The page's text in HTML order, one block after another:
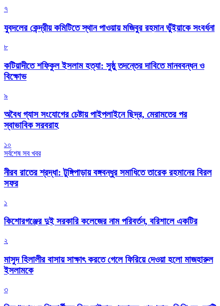
৭
যুবদলের কেন্দ্রীয় কমিটিতে স্থান পাওয়ায় মজিবুর রহমান ভুঁইয়াকে সংবর্ধনা
৮
কটিয়াদীতে শফিকুল ইসলাম হত্যা: সুষ্ঠু তদন্তের দাবিতে মানববন্ধন ও
বিক্ষোভ
৯
অবৈধ গ্যাস সংযোগের চেষ্টায় পাইপলাইনে ছিদ্র, মেরামতের পর
স্বাভাবিক সরবরাহ
১০
সর্বশেষ সব খবর
নীরব রাতের শ্রদ্ধা: টুঙ্গিপাড়ায় বঙ্গবন্ধুর সমাধিতে তারেক রহমানের বিরল
সফর
১
কিশোরগঞ্জের দুই সরকারি কলেজের নাম পরিবর্তন, বরিশালে একটির
২
মাসুদ হিলালীর বাসায় সাক্ষাৎ করতে গেলে ফিরিয়ে দেওয়া হলো মাজহারুল
ইসলামকে
৩